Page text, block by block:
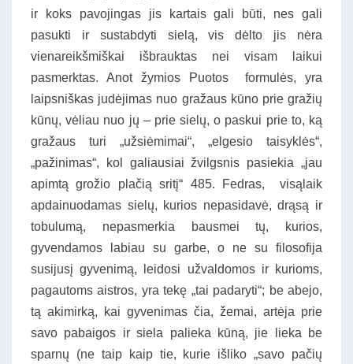
ir koks pavojingas jis kartais gali būti, nes gali
pasukti ir sustabdyti sielą, vis dėlto jis nėra
vienareikšmiškai išbrauktas nei visam laikui
pasmerktas. Anot žymios Puotos formulės, yra
laipsniškas judėjimas nuo gražaus kūno prie gražių
kūnų, vėliau nuo jų – prie sielų, o paskui prie to, ką
gražaus turi „užsiėmimai“, „elgesio taisyklės“,
„pažinimas“, kol galiausiai žvilgsnis pasiekia „jau
apimtą grožio plačią sritį“ 485. Fedras, visąlaik
apdainuodamas sielų, kurios nepasidavė, drąsą ir
tobulumą, nepasmerkia bausmei tų, kurios,
gyvendamos labiau su garbe, o ne su filosofija
susijusį gyvenimą, leidosi užvaldomos ir kurioms,
pagautoms aistros, yra tekę „tai padaryti“; be abejo,
tą akimirką, kai gyvenimas čia, žemai, artėja prie
savo pabaigos ir siela palieka kūną, jie lieka be
sparnų (ne taip kaip tie, kurie išliko „savo pačių